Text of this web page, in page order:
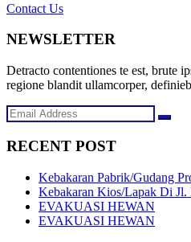
Contact Us
NEWSLETTER
Detracto contentiones te est, brute
regione blandit ullamcorper,
RECENT POST
Kebakaran Pabrik/Gudang
Kebakaran Kios/Lapak Di Jl.
EVAKUASI HEWAN
EVAKUASI HEWAN